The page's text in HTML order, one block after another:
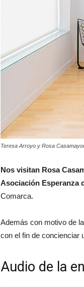
Teresa Arroyo y Rosa
Nos visitan Rosa
Asociación Esperanza
Comarca.
Además con motivo de
con el fin de concienciar
Audio de la